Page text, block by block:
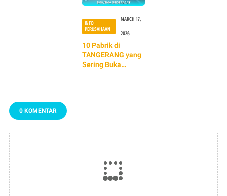
INFO
PERUSAHAAN
MARCH 17,
2026
10 Pabrik di
TANGERANG yang
Sering Buka
0 KOMENTAR